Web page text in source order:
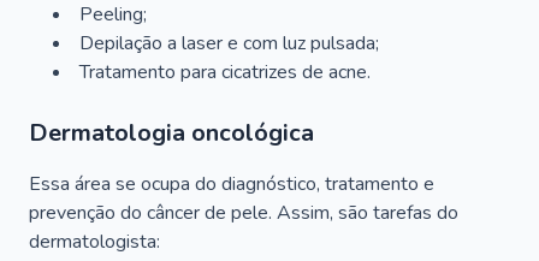
Peeling;
Depilação a laser e com luz pulsada;
Tratamento para cicatrizes de acne.
Dermatologia oncológica
Essa área se ocupa do diagnóstico, tratamento e
prevenção do câncer de pele. Assim, são tarefas do
dermatologista: